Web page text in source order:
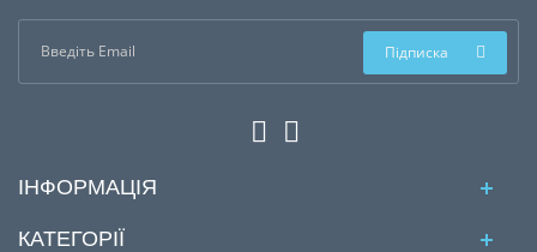
Підписка
ІНФОРМАЦІЯ
КАТЕГОРІЇ